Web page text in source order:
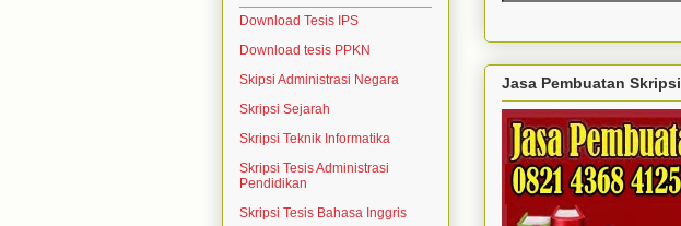
Jasa Pembuatan Skripsi
Download Tesis IPS
Download tesis PPKN
Skipsi Administrasi Negara
Skripsi Sejarah
Skripsi Teknik Informatika
Skripsi Tesis Administrasi
Pendidikan
Skripsi Tesis Bahasa Inggris